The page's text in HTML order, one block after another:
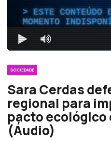
ESTE CONTEÚDO
MOMENTO
SOCIEDADE
Sara Cerdas
regional para
pacto ecológico
(Áudio)